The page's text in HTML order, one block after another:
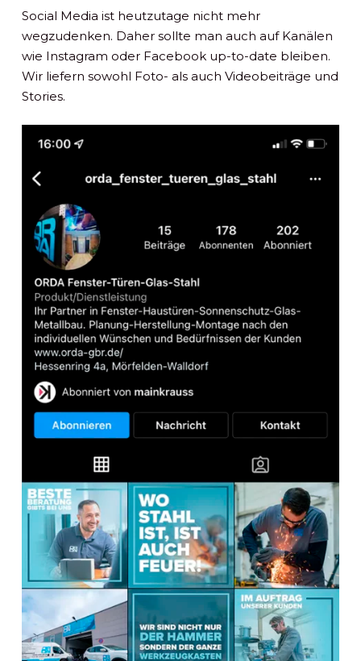
Social Media ist heutzutage nicht mehr
wegzudenken. Daher sollte man auch auf Kanälen
wie Instagram oder Facebook up-to-date bleiben.
Wir liefern sowohl Foto- als auch Videobeiträge und
Stories.